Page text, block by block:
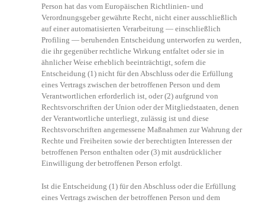
Person hat das vom Europäischen Richtlinien- und
Verordnungsgeber gewährte Recht, nicht einer ausschließlich
auf einer automatisierten Verarbeitung — einschließlich
Profiling — beruhenden Entscheidung unterworfen zu werden,
die ihr gegenüber rechtliche Wirkung entfaltet oder sie in
ähnlicher Weise erheblich beeinträchtigt, sofern die
Entscheidung (1) nicht für den Abschluss oder die Erfüllung
eines Vertrags zwischen der betroffenen Person und dem
Verantwortlichen erforderlich ist, oder (2) aufgrund von
Rechtsvorschriften der Union oder der Mitgliedstaaten, denen
der Verantwortliche unterliegt, zulässig ist und diese
Rechtsvorschriften angemessene Maßnahmen zur Wahrung der
Rechte und Freiheiten sowie der berechtigten Interessen der
betroffenen Person enthalten oder (3) mit ausdrücklicher
Einwilligung der betroffenen Person erfolgt.
Ist die Entscheidung (1) für den Abschluss oder die Erfüllung
eines Vertrags zwischen der betroffenen Person und dem